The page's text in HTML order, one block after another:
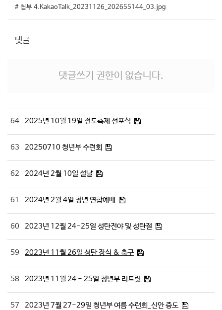
# 첨부 4.KakaoTalk_20231126_202655144_03.jpg
댓글
댓글쓰기 권한이 없습니다.
64 2025년 10월 19일 전도축제 선포식
63 20250710 청년부 수련회
62 2024년 2월 10일 설날
61 2024년 2월 4일 청년 연합예배
60 2023년 12월 24-25일 성탄전야 및 성탄절
59 2023년 11월 26일 성탄 장식 & 축구
58 2023년 11월 24 - 25일 청년부 리트릿
57 2023년 7월 27-29일 청년부 여름 수련회_신안 증도